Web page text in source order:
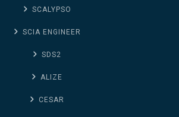
SCALYPSO
SCIA ENGINEER
SDS2
ALIZE
CESAR